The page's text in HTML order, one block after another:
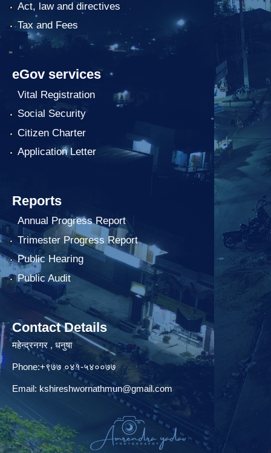
Act, law and directives
Tax and Fees
eGov services
Vital Registration
Social Security
Citizen Charter
Application Letter
Reports
Annual Progress Report
Trimester Progress Report
Public Hearing
Public Audit
Contact Details
महेन्द्रनगर , धनुषा
Phone:+९७७ ०४१-५४००७७
Email: kshireshwornathmun@gmail.com